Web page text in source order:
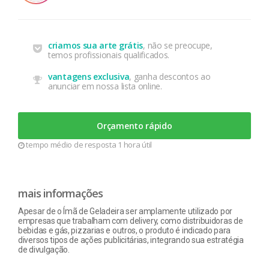
criamos sua arte grátis, não se preocupe,
temos profissionais qualificados.
vantagens exclusiva, ganha descontos ao
anunciar em nossa lista online.
Orçamento rápido
tempo médio de resposta 1 hora útil
mais informações
Apesar de o Ímã de Geladeira ser amplamente utilizado por
empresas que trabalham com delivery, como distribuidoras de
bebidas e gás, pizzarias e outros, o produto é indicado para
diversos tipos de ações publicitárias, integrando sua estratégia
de divulgação.